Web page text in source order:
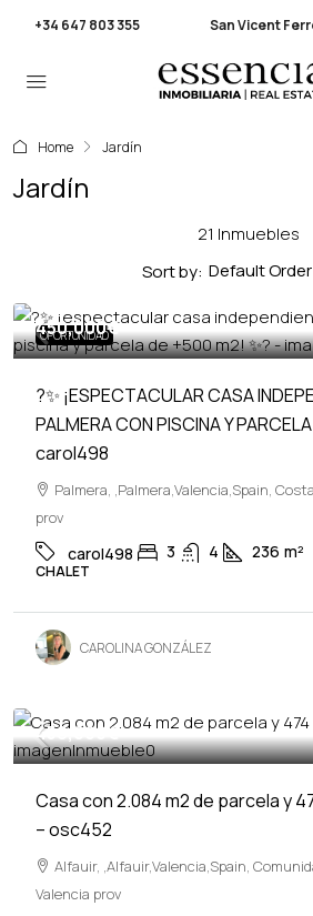
+34 647 803 355 San Vicent
Home Jardín
Jardín
21 Inmuebles
Sort by: Default Order
OPORTUNIDAD
450,000€
?✨ ¡ESPECTACULAR CASA
PALMERA CON PISCINA Y
carol498
Palmera, ,Palmera,Valencia,Spain,
prov
carol498 3 4 236 m²
CHALET
CAROLINA GONZÁLEZ
458,000€
Casa con 2.084 m2 de parcela y
– osc452
Alfauir, ,Alfauir,Valencia,Spain,
Valencia prov